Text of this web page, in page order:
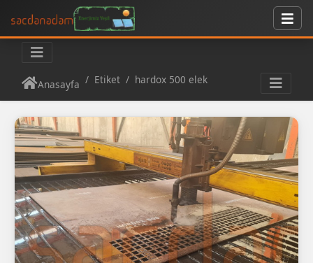
Anasayfa Etiket hardox 500 elek